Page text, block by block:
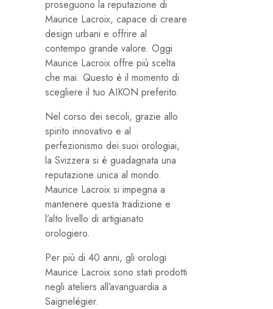
proseguono la reputazione di
Maurice Lacroix, capace di creare
design urbani e offrire al
contempo grande valore. Oggi
Maurice Lacroix offre più scelta
che mai. Questo è il momento di
scegliere il tuo AIKON preferito.
Nel corso dei secoli, grazie allo
spirito innovativo e al
perfezionismo dei suoi orologiai,
la Svizzera si è guadagnata una
reputazione unica al mondo.
Maurice Lacroix si impegna a
mantenere questa tradizione e
l’alto livello di artigianato
orologiero.
Per più di 40 anni, gli orologi
Maurice Lacroix sono stati prodotti
negli ateliers all’avanguardia a
Saignelégier.